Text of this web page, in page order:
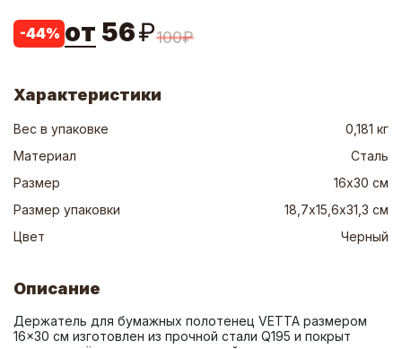
-44% от 56₽100₽
Характеристики
Вес в упаковке
0,181 кг
Материал
Сталь
Размер
16х30 см
Размер упаковки
18,7х15,6х31,3 см
Цвет
Черный
Описание
Держатель для бумажных полотенец VETTA размером
16×30 см изготовлен из прочной стали Q195 и покрыт